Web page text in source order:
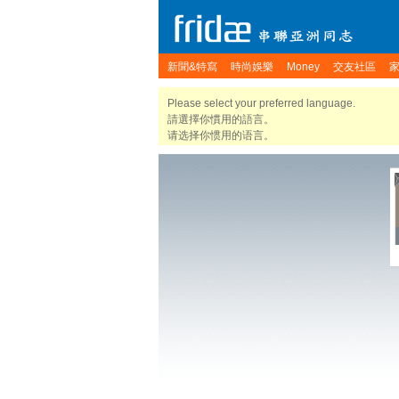
新聞&特寫 時尚娛樂 Money 交友社區
Please select your preferred language.
請選擇你慣用的語言。
请选择你惯用的语言。